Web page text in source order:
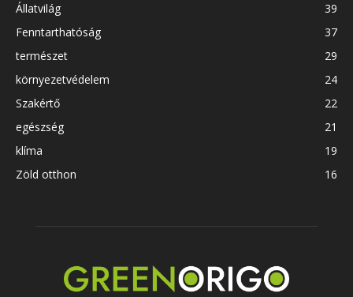
Állatvilág
39
Fenntarthatóság
37
természet
29
környezetvédelem
24
Szakértő
22
egészség
21
klíma
19
Zöld otthon
16